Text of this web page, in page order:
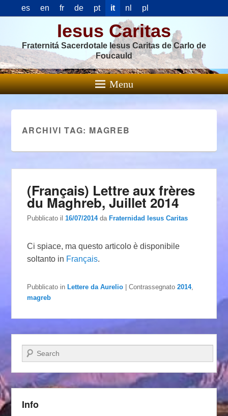
es en fr de pt it nl pl
Iesus Caritas
Fraternitá Sacerdotale Iesus Caritas de Carlo de
Foucauld
Menu
ARCHIVI TAG: MAGREB
(Français) Lettre aux frères
du Maghreb, Juillet 2014
Pubblicato il16/07/2014 da Fraternidad Iesus Caritas
Ci spiace, ma questo articolo è disponibile
soltanto in Français.
Pubblicato in Lettere da Aurelio |Contrassegnato 2014,
magreb
Cerca
Info